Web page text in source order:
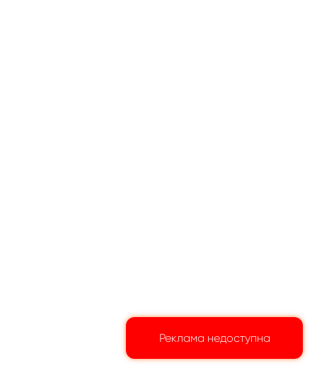
Реклама недоступна